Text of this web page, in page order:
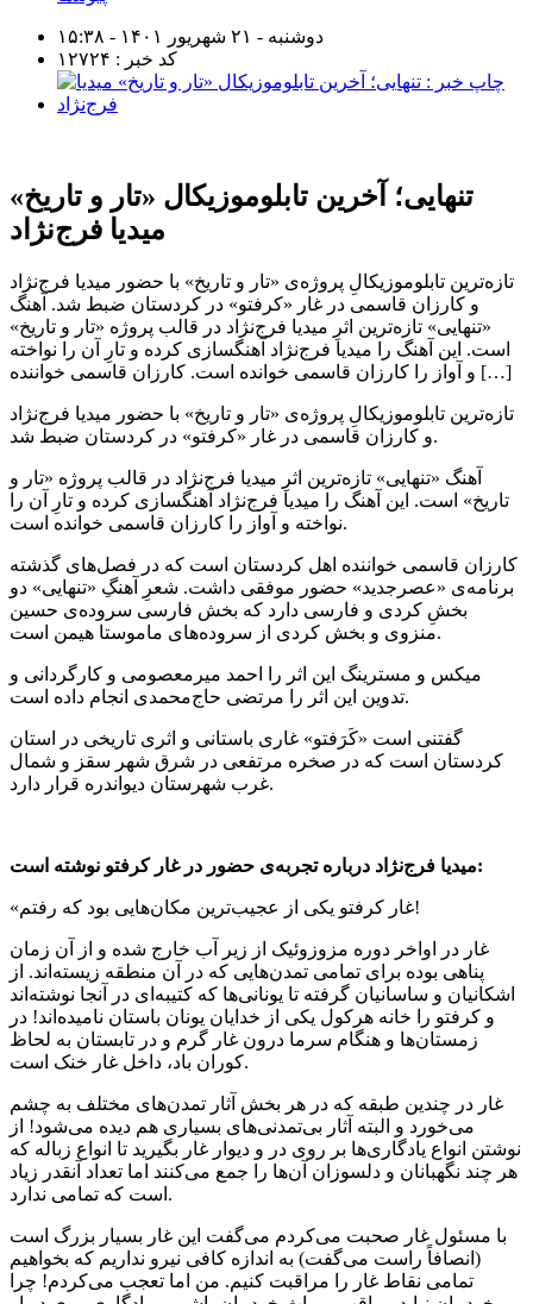
دوشنبه - ۲۱ شهریور ۱۴۰۱ - ۱۵:۳۸
کد خبر : ۱۲۷۲۴
تنهایی؛ آخرین تابلوموزیکال «تار و تاریخ»
میدیا فرج‌نژاد
تازه‌ترین تابلوموزیکالِ پروژه‌ی «تار و تاریخ» با حضور میدیا فرج‌نژاد
و کارزان قاسمی در غار «کرفتو» در کردستان ضبط شد. آهنگ
«تنهایی» تازه‌ترین اثرِ میدیا فرج‌نژاد در قالب پروژه «تار و تاریخ»
است. این آهنگ را میدیا فرج‌نژاد آهنگسازی کرده و تارِ آن را نواخته
و آواز را کارزان قاسمی خوانده است. کارزان قاسمی خواننده […]
تازه‌ترین تابلوموزیکالِ پروژه‌ی «تار و تاریخ» با حضور میدیا فرج‌نژاد
و کارزان قاسمی در غار «کرفتو» در کردستان ضبط شد.
آهنگ «تنهایی» تازه‌ترین اثرِ میدیا فرج‌نژاد در قالب پروژه «تار و
تاریخ» است. این آهنگ را میدیا فرج‌نژاد آهنگسازی کرده و تارِ آن را
نواخته و آواز را کارزان قاسمی خوانده است.
کارزان قاسمی خواننده اهل کردستان است که در فصل‌های گذشته
برنامه‌ی «عصرجدید» حضور موفقی داشت. شعرِ آهنگِ «تنهایی» دو
بخشِ کردی و فارسی دارد که بخش فارسی سروده‌ی حسین
منزوی و بخش کردی از سروده‌های ماموستا هیمن است.
میکس و مسترینگ این اثر را احمد میرمعصومی و کارگردانی و
تدوین این اثر را مرتضی حاج‌محمدی انجام داده است.
گفتنی است «کَرَفتو» غاری باستانی و اثری تاریخی در استان
کردستان است که در صخره مرتفعی در شرق شهر سقز و شمال
غرب شهرستان دیواندره قرار دارد.
میدیا فرج‌نژاد درباره تجربه‌ی حضور در غار کرفتو نوشته است:
«غار کرفتو یکی از عجیب‌ترین مکان‌هایی بود که رفتم!
غار در اواخر دوره مزوزوئیک از زیر آب خارج شده و از آن زمان
پناهی بوده برای تمامی تمدن‌هایی که در آن منطقه زیسته‌اند. از
اشکانیان و ساسانیان گرفته تا یونانی‌ها که کتیبه‌ای در آنجا نوشته‌اند
و کرفتو را خانه هرکول یکی از خدایان یونان باستان نامیده‌اند! در
زمستان‌ها و هنگام سرما درون غار گرم و در تابستان به لحاظ
کوران باد، داخل غار خنک است.
غار در چندین طبقه که در هر بخش آثار تمدن‌های مختلف به چشم
می‌خورد و البته آثار بی‌تمدنی‌های بسیاری هم دیده می‌شود! از
نوشتن انواع یادگاری‌ها بر روی در و دیوار غار بگیرید تا انواع زباله که
هر چند نگهبانان و دلسوزان آن‌ها را جمع می‌کنند اما تعداد آنقدر زیاد
است که تمامی ندارد.
با مسئول غار صحبت می‌کردم می‌گفت این غار بسیار بزرگ است
(انصافاً راست می‌گفت) به اندازه کافی نیرو نداریم که بخواهیم
تمامی نقاط غار را مراقبت کنیم. من اما تعجب می‌کردم! چرا